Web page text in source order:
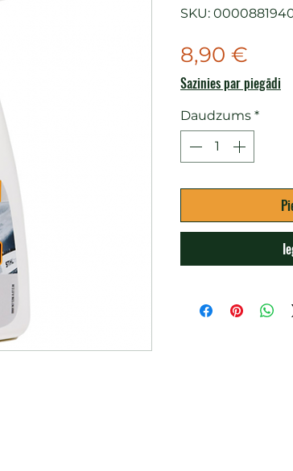
SKU:
8,90 €
Sazinies par piegādi
Daudzums *